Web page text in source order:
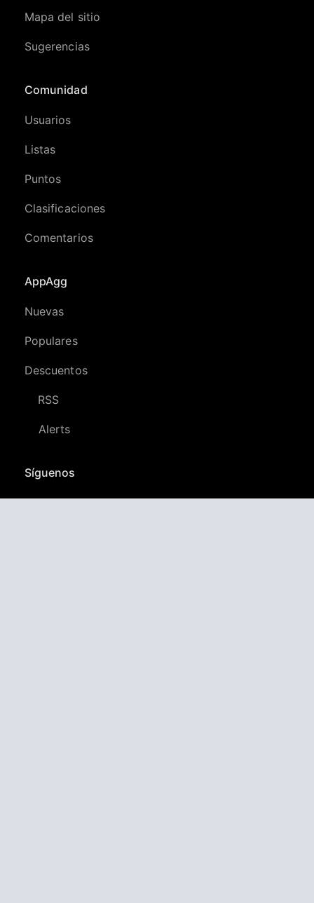
Mapa del sitio
Sugerencias
Comunidad
Usuarios
Listas
Puntos
Clasificaciones
Comentarios
AppAgg
Nuevas
Populares
Descuentos
RSS
Alerts
Síguenos
YouTube